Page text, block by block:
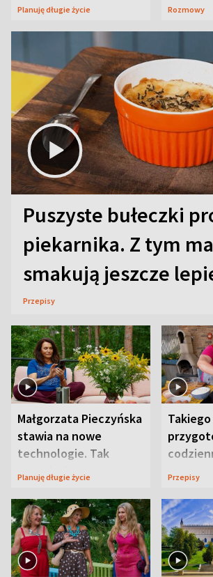
Planuję długie życie Rozmowy
Puszyste bułeczki
piekarnika. Z tym
smakują jeszcze
Przepisy
Małgorzata Pieczyńska
stawia na nowe
technologie. Tak
organizuje sprawy
Planuję długie życie
serowy
Przepisy